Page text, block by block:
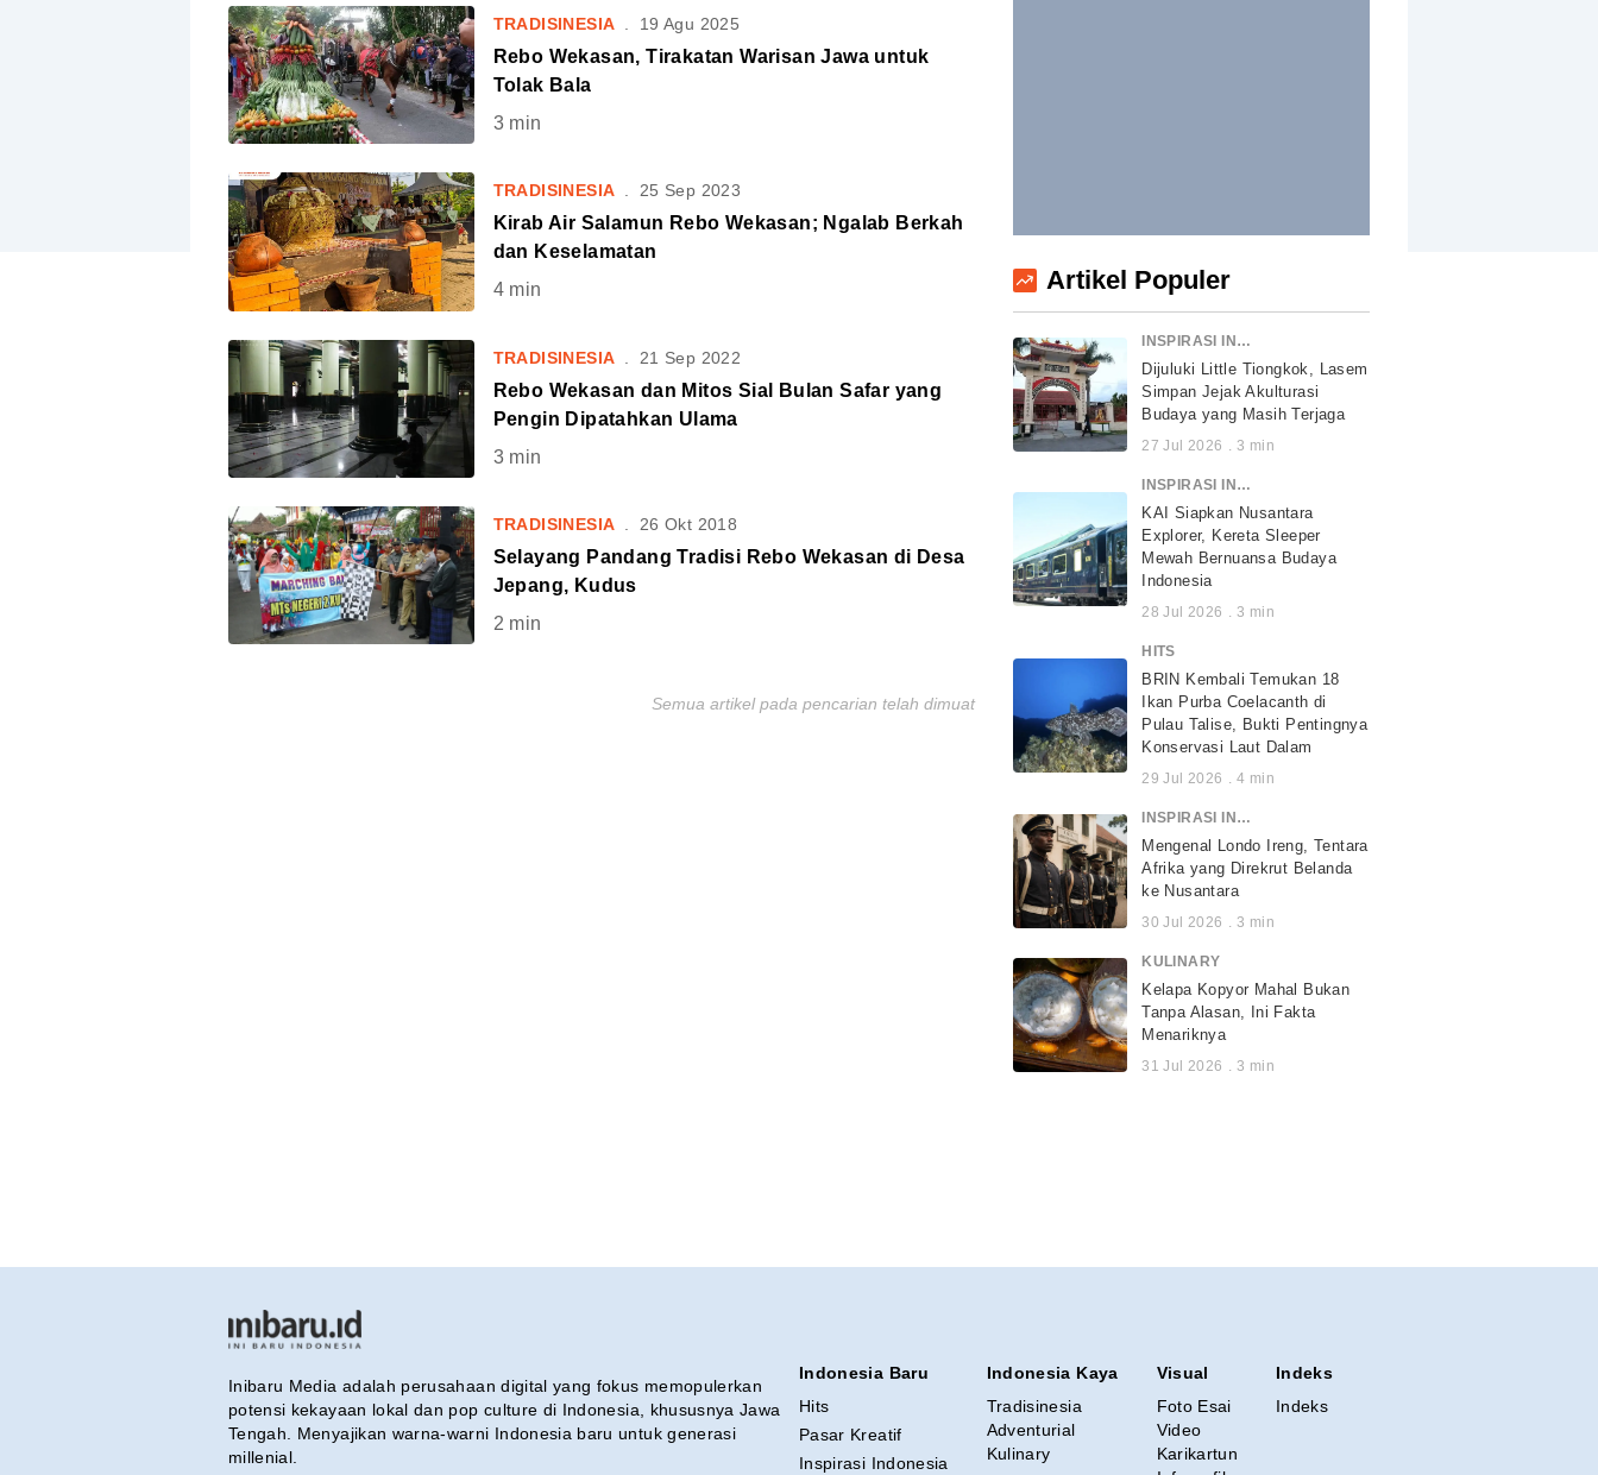
TRADISINESIA 19 Agu 2025
Rebo Wekasan, Tirakatan Warisan Jawa untuk
Tolak Bala
3min
TRADISINESIA . 25 Sep 2023
Kirab Air Salamun Rebo Wekasan; Ngalab Berkah
dan Keselamatan
4min
TRADISINESIA 21 Sep 2022
Rebo Wekasan dan Mitos Sial Bulan Safar yang
Pengin Dipatahkan Ulama
3min
TRADISINESIA 26 Okt 2018
Selayang Pandang Tradisi Rebo Wekasan di Desa
Jepang, Kudus
2 min
Semua artikel pada pencarian telah dimuat
Artikel Populer
INSPIRASI INDONESIA
Dijuluki Little Tiongkok, Lasem
Simpan Jejak Akulturasi
Budaya yang Masih Terjaga
27 Jul 2026 . 3 min
INSPIRASI INDONESIA
KAI Siapkan Nusantara
Explorer, Kereta Sleeper
Mewah Bernuansa Budaya
Indonesia
28 Jul 2026 . 3 min
HITS
BRIN Kembali Temukan 18
Ikan Purba Coelacanth di
Pulau Talise, Bukti Pentingnya
Konservasi Laut Dalam
29 Jul 2026 . 4 min
INSPIRASI INDONESIA
Mengenal Londo Ireng, Tentara
Afrika yang Direkrut Belanda
ke Nusantara
30 Jul 2026 . 3 min
KULINARY
Kelapa Kopyor Mahal Bukan
Tanpa Alasan, Ini Fakta
Menariknya
31 Jul 2026 . 3 min
Inibaru Media adalah perusahaan digital yang fokus memopulerkan
potensi kekayaan lokal dan pop culture di Indonesia, khususnya Jawa
Tengah. Menyajikan warna-warni Indonesia baru untuk generasi
millenial.
Indonesia Baru
Hits
Pasar Kreatif
Inspirasi Indonesia
Indonesia Kaya
Tradisinesia
Adventurial
Kulinary
Visual
Foto Esai
Video
Karikartun
Indeks
Indeks